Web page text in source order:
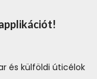
és külföldi úticélok